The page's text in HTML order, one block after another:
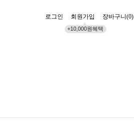
로그인 회원가입
+10,000원혜택
장바구니(0)